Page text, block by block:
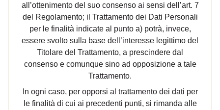
all’ottenimento del suo consenso ai sensi dell’art. 7
del Regolamento; il Trattamento dei Dati Personali
per le finalità indicate al punto a) potrà, invece,
essere svolto sulla base dell’interesse legittimo del
Titolare del Trattamento, a prescindere dal
consenso e comunque sino ad opposizione a tale
Trattamento.
In ogni caso, per opporsi al trattamento dei dati per
le finalità di cui ai precedenti punti, si rimanda alle